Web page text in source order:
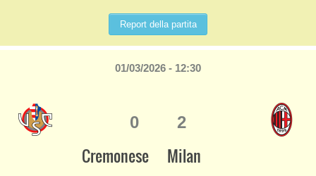
Report della partita
01/03/2026 - 12:30
0
Cremonese
2
Milan